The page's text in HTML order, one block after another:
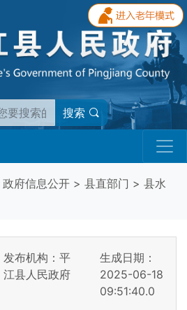
搜索
政府信息公开 > 县直部门 > 县水
发布机构：平
江县人民政府
生成日期：
2025-06-18
09:51:40.0